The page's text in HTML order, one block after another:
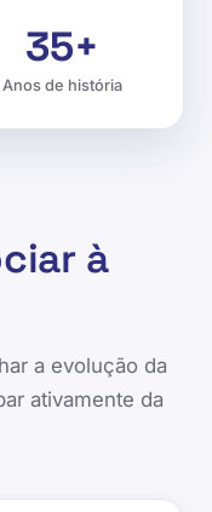
35+
Anos de história
à
a evolução da
ativamente da